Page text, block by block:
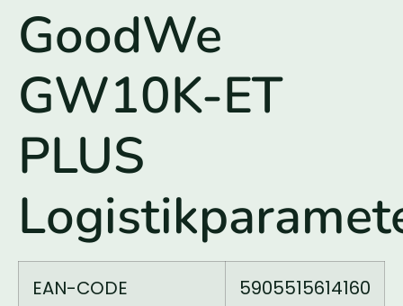
GoodWe
GW10K-ET
PLUS
EAN-CODE 5905515614160